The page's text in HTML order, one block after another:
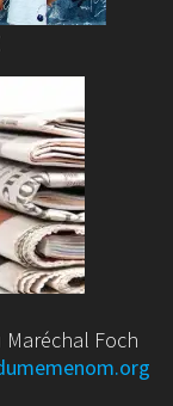
Maréchal Foch